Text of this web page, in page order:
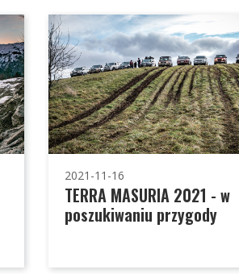
2021-11-16
TERRA MASURIA 2021 - w
poszukiwaniu przygody